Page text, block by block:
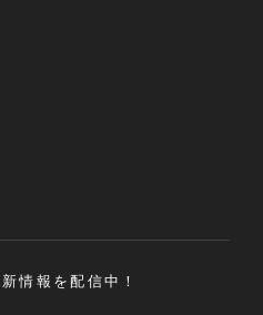
情報を配信中！